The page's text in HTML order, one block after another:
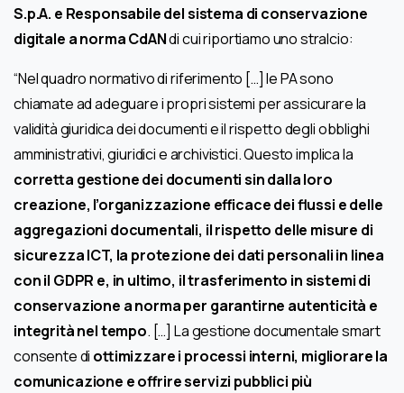
S.p.A. e Responsabile del sistema di conservazione
digitale a norma CdANdi cui riportiamo uno stralcio:
“Nel quadro normativo di riferimento […] le PA sono
chiamate ad adeguare i propri sistemi per assicurare la
validità giuridica dei documenti e il rispetto degli obblighi
amministrativi, giuridici e archivistici. Questo implica la
corretta gestione dei documenti sin dalla loro
creazione, l’organizzazione efficace dei flussi e delle
aggregazioni documentali, il rispetto delle misure di
sicurezza ICT, la protezione dei dati personali in linea
con il GDPR e, in ultimo, il trasferimento in sistemi di
conservazione a norma per garantirne autenticità e
integrità nel tempo. […] La gestione documentale smart
consente di ottimizzare i processi interni, migliorare la
comunicazione e offrire servizi pubblici più